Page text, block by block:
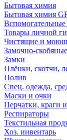
Бытовая химия
Бытовая химия
Товары личной
Чистящие и
Замочно-
Замки
Плёнки, скотчи,
Полив
Спец. одежда,
Маски и очки
Перчатки, краги
Респираторы
Текстильная
Хоз. инвентарь